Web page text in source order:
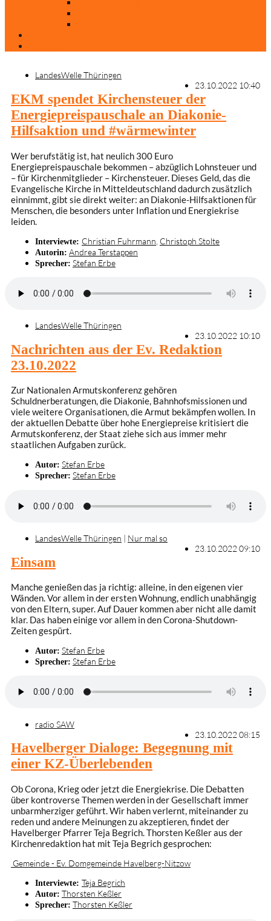
LandesWelle Thüringen
23.10.2022 10:40
EKM spendet Kirchensteuer der
Energiepreispauschale an Diakonie-
Hilfsaktion und #wärmewinter
Wer berufstätig ist, hat neulich 300 Euro
Energiepreispauschale bekommen – abzüglich Lohnsteuer und
– für Kirchenmitglieder – Kirchensteuer. Dieses Geld, das die
Evangelische Kirche in Mitteldeutschland dadurch zusätzlich
einnimmt, gibt sie direkt weiter: an Diakonie-Hilfsaktionen für
Menschen, die besonders unter Inflation und Energiekrise
leiden.
Interviewte: Christian Fuhrmann Christoph Stolte
Autorin: Andrea Terstappen
Sprecher: Stefan Erbe
LandesWelle Thüringen
23.10.2022 10:10
Nachrichten aus der Ev. Redaktion
23.10.2022
Zur Nationalen Armutskonferenz gehören
Schuldnerberatungen, die Diakonie, Bahnhofsmissionen und
viele weitere Organisationen, die Armut bekämpfen wollen. In
der aktuellen Debatte über hohe Energiepreise kritisiert die
Armutskonferenz, der Staat ziehe sich aus immer mehr
staatlichen Aufgaben zurück.
Autor: Stefan Erbe
Sprecher: Stefan Erbe
LandesWelle Thüringen | Nur mal so
23.10.2022 09:10
Einsam
Manche genießen das ja richtig: alleine, in den eigenen vier
Wänden. Vor allem in der ersten Wohnung, endlich unabhängig
von den Eltern, super. Auf Dauer kommen aber nicht alle damit
klar. Das haben einige vor allem in den Corona-Shutdown-
Zeiten gespürt.
Autor: Stefan Erbe
Sprecher: Stefan Erbe
radio SAW
23.10.2022 08:15
Havelberger Dialoge: Begegnung mit
einer KZ-Überlebenden
Ob Corona, Krieg oder jetzt die Energiekrise. Die Debatten
über kontroverse Themen werden in der Gesellschaft immer
unbarmherziger geführt. Wir haben verlernt, miteinander zu
reden und andere Meinungen zu akzeptieren, findet der
Havelberger Pfarrer Teja Begrich. Thorsten Keßler aus der
Kirchenredaktion hat mit Teja Begrich gesprochen:
Gemeinde - Ev. Domgemeinde Havelberg-Nitzow
Interviewte: Teja Begrich
Autor: Thorsten Keßler
Sprecher: Thorsten Keßler